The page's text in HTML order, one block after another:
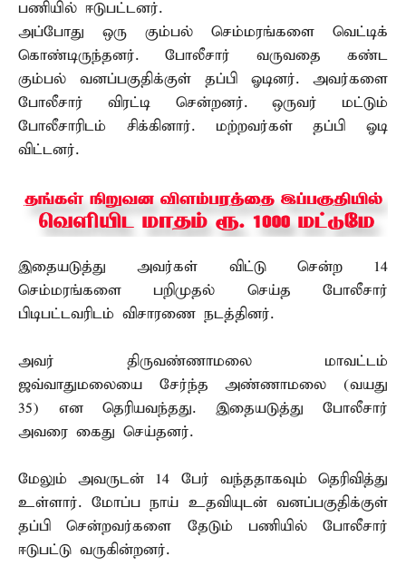
பணியில் ஈடுபட்டனர்.
அப்போது ஒரு கும்பல் செம்மரங்களை வெட்டிக்
கொண்டிருந்தனர். போலீசார் வருவதை கண்ட
கும்பல் வனப்பகுதிக்குள் தப்பி ஓடினர். அவர்களை
போலீசார் விரட்டி சென்றனர். ஒருவர் மட்டும்
போலீசாரிடம் சிக்கினார். மற்றவர்கள் தப்பி ஓடி
விட்டனர்.
இதையடுத்து அவர்கள் விட்டு சென்ற 14
செம்மரங்களை பறிமுதல் செய்த போலீசார்
பிடிபட்டவரிடம் விசாரணை நடத்தினர்.
அவர் திருவண்ணாமலை மாவட்டம்
ஜவ்வாதுமலையை சேர்ந்த அண்ணாமலை (வயது
35) என தெரியவந்தது. இதையடுத்து போலீசார்
அவரை கைது செய்தனர்.
மேலும் அவருடன் 14 பேர் வந்ததாகவும் தெரிவித்து
உள்ளார். மோப்ப நாய் உதவியுடன் வனப்பகுதிக்குள்
தப்பி சென்றவர்களை தேடும் பணியில் போலீசார்
ஈடுபட்டு வருகின்றனர்.